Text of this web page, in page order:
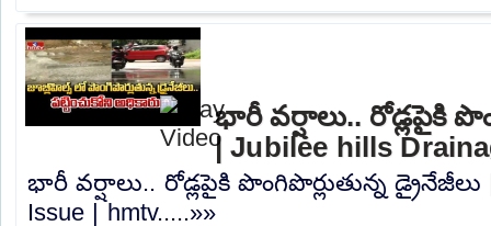
భారీ వర్షాలు.. రోడ్లపైకి
| Jubilee hills
భారీ వర్షాలు.. రోడ్లపైకి పొంగిపొర్లుతున్న డ్రైనేజీలు
Issue | hmtv.....»»